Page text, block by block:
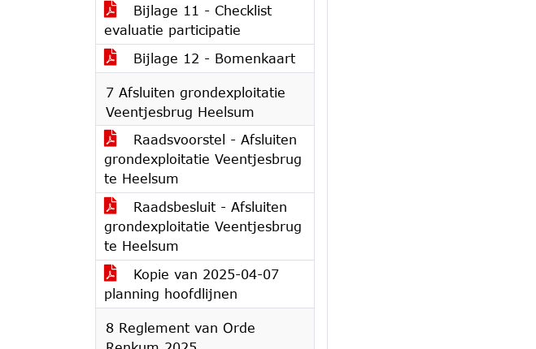
Bijlage 11 - Checklist
evaluatie participatie
Bijlage 12 - Bomenkaart
7 Afsluiten grondexploitatie
Veentjesbrug Heelsum
Raadsvoorstel - Afsluiten
grondexploitatie Veentjesbrug
te Heelsum
Raadsbesluit - Afsluiten
grondexploitatie Veentjesbrug
te Heelsum
Kopie van 2025-04-07
planning hoofdlijnen
8 Reglement van Orde